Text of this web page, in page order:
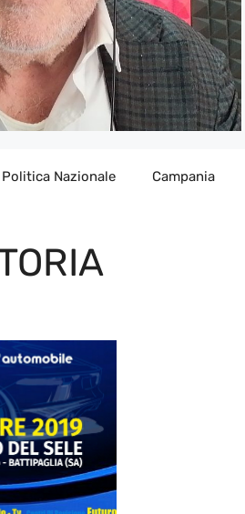
Politica Nazionale Campania